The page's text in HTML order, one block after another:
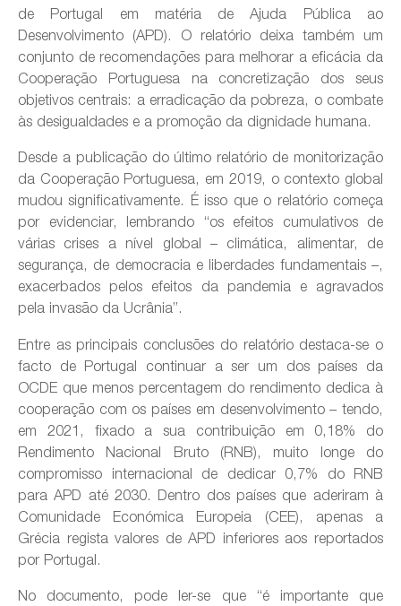
de Portugal em matéria de Ajuda Pública ao
Desenvolvimento (APD). O relatório deixa também um
conjunto de recomendações para melhorar a eficácia da
Cooperação Portuguesa na concretização dos seus
objetivos centrais: a erradicação da pobreza, o combate
às desigualdades e a promoção da dignidade humana.
Desde a publicação do último relatório de monitorização
da Cooperação Portuguesa, em 2019, o contexto global
mudou significativamente. É isso que o relatório começa
por evidenciar, lembrando “os efeitos cumulativos de
várias crises a nível global – climática, alimentar, de
segurança, de democracia e liberdades fundamentais –,
exacerbados pelos efeitos da pandemia e agravados
pela invasão da Ucrânia”.
Entre as principais conclusões do relatório destaca-se o
facto de Portugal continuar a ser um dos países da
OCDE que menos percentagem do rendimento dedica à
cooperação com os países em desenvolvimento – tendo,
em 2021, fixado a sua contribuição em 0,18% do
Rendimento Nacional Bruto (RNB), muito longe do
compromisso internacional de dedicar 0,7% do RNB
para APD até 2030. Dentro dos países que aderiram à
Comunidade Económica Europeia (CEE), apenas a
Grécia regista valores de APD inferiores aos reportados
por Portugal.
No documento, pode ler-se que “é importante que